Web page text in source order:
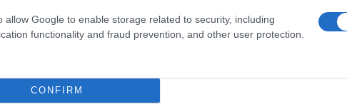
allow Google to enable storage related to security, including
functionality and fraud prevention, and other user protection.
CONFIRM
Cassazione per evasione fiscale